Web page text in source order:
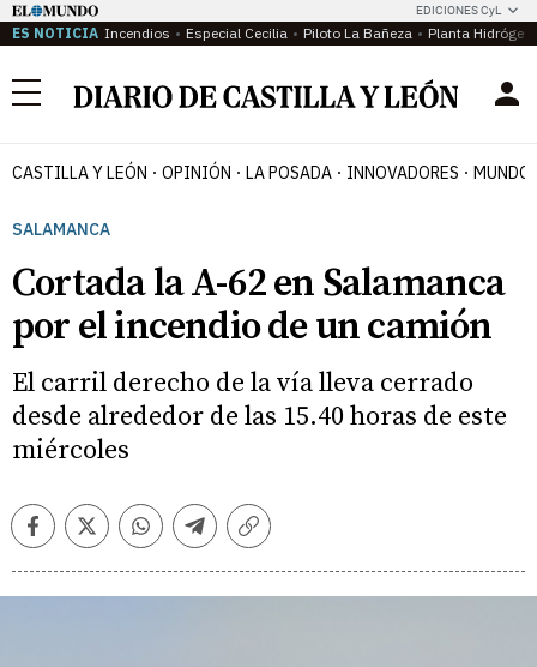
EDICIONES CyL
ES NOTICIA Incendios Especial Cecilia Piloto La Bañeza Planta
Menú
CASTILLA Y LEÓN OPINIÓN LA POSADA INNOVADORES MUNDO
SALAMANCA
Cortada la A-62 en Salamanca
por el incendio de un camión
El carril derecho de la vía lleva cerrado
desde alrededor de las 15.40 horas de este
miércoles
FacebookTwitterWhatsappTelegramCopiar